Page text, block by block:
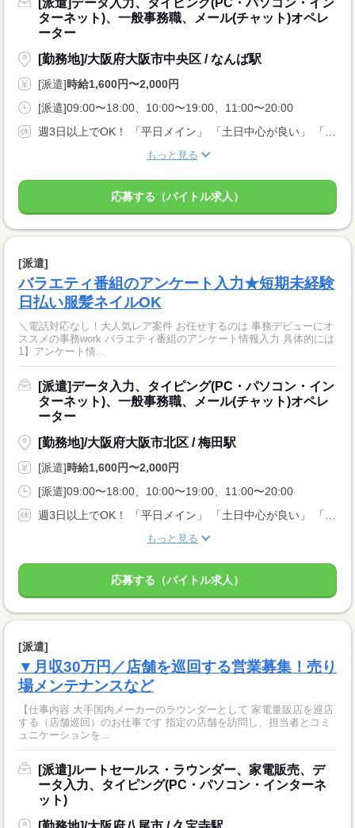
[派遣]データ入力、タイピング(PC・パソコン・イン
ターネット)、一般事務職、メール(チャット)オペレ
ーター
[勤務地]/大阪府大阪市中央区 / なんば駅
[派遣]時給1,600円〜2,000円
[派遣]09:00〜18:00、10:00〜19:00、11:00〜20:00
週3日以上でOK！ 「平日メイン」 「土日中心が良い」 「まとまった休みも欲しい…」 などなど、 あなたの希望をご相談ください！ ★年末年始、お盆、ＧＷ、有給休暇あり★
もっと見る
応募する（バイトル求人）
[派遣]
バラエティ番組のアンケート入力★短期未経験
日払い服髪ネイルOK
＼電話対応なし！大人気レア案件 お任せするのは 事務デビューにオ
ススメの事務work バラエティ番組のアンケート情報入力 具体的には
1】アンケート情...
[派遣]データ入力、タイピング(PC・パソコン・イン
ターネット)、一般事務職、メール(チャット)オペレ
ーター
[勤務地]/大阪府大阪市北区 / 梅田駅
[派遣]時給1,600円〜2,000円
[派遣]09:00〜18:00、10:00〜19:00、11:00〜20:00
週3日以上でOK！ 「平日メイン」 「土日中心が良い」 「まとまった休みも欲しい…」 などなど、 あなたの希望をご相談ください！ ★年末年始、お盆、ＧＷ、有給休暇あり★
もっと見る
応募する（バイトル求人）
[派遣]
▼月収30万円／店舗を巡回する営業募集！売り
場メンテナンスなど
【仕事内容 大手国内メーカーのラウンダーとして 家電量販店を巡店
する（店舗巡回）のお仕事です 指定の店舗を訪問し、担当者とコミ
ュニケーションを...
[派遣]ルートセールス・ラウンダー、家電販売、デ
ータ入力、タイピング(PC・パソコン・インターネ
ット)